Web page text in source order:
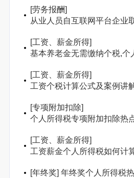
[劳务报酬]
从业人员自互联网平台企业
[工资、薪金所得]
基本养老金无需缴纳个税,
[工资、薪金所得]
工资个税计算公式及案例讲
[专项附加扣除]
个人所得税专项附加扣除热
[工资、薪金所得]
工资薪金个人所得税如何计
[年终奖] 年终奖个人所得税